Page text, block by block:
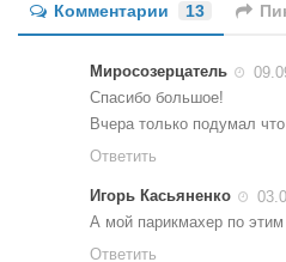
Комментарии 13
Миросозерцатель
Спасибо большое!
Вчера только подумал
Ответить
Игорь Касьяненко
А мой парикмахер по этим
Ответить